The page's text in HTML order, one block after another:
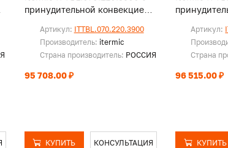
принудительной конвекцией,
Артикул: ITTBL.070.220.3900
Производитель: itermic
Страна производитель: РОССИЯ
95 708.00 ₽
КУПИТЬ КОНСУЛЬТАЦИЯ
Артикул:
Страна
96 515.00 ₽
КУПИТЬ